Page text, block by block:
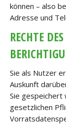
können – also
Adresse und
RECHTE
Sie als Nutzer
Auskunft
Sie gespeichert
gesetzlichen